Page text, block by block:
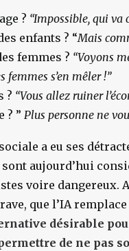
? “Impossible, qui va
enfants ? “Mais
femmes ? “Voyons
femmes s’en mêler !”
? “Vous allez ruiner
? ” Plus personne ne
a eu ses
sont aujourd’hui
voire dangereux.
que l’IA
désirable
de ne pas